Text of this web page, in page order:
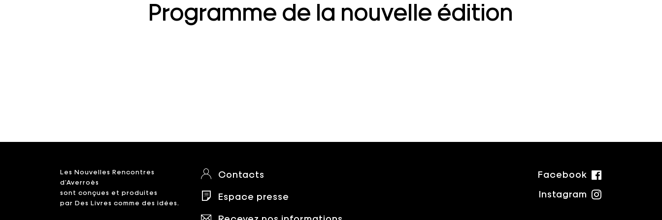
Programme de la nouvelle édition
Les Nouvelles Rencontres
d’Averroès
sont conçues et produites
par Des Livres comme des idées.
Contacts
Espace presse
Facebook
Instagram